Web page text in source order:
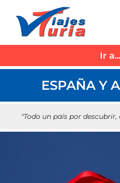
contenido
Ir a...
ESPAÑA Y
"Todo un país por